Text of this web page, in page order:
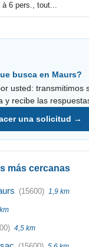
6 pers., tout...
busca en Maurs?
usted: transmitimos
y recibe las
una solicitud →
más cercanas
(15600) 1,9 km
4,5 km